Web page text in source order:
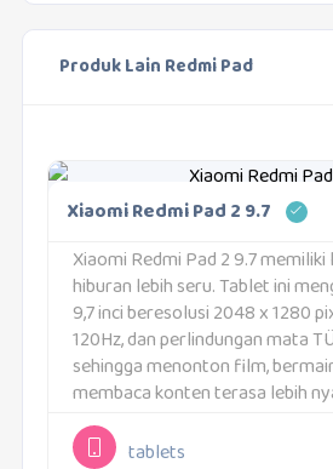
Produk Lain Redmi Pad
Xiaomi Redmi Pad 2 9.7
Xiaomi Redmi Pad 2 9.7
hiburan lebih seru. Tablet ini
9,7 inci beresolusi 2048 x 1280
120Hz, dan perlindungan mata
sehingga menonton film,
membaca konten terasa lebih
layar, Xiaomi Redmi Pad 2 9.7
tablets